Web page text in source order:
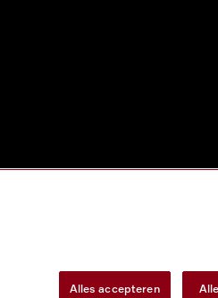
Alles accepteren